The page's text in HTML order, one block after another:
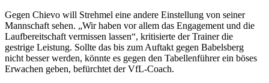
Gegen Chievo will Strehmel eine andere Einstellung von seiner
Mannschaft sehen. „Wir haben vor allem das Engagement und die
Laufbereitschaft vermissen lassen“, kritisierte der Trainer die
gestrige Leistung. Sollte das bis zum Auftakt gegen Babelsberg
nicht besser werden, könnte es gegen den Tabellenführer ein böses
Erwachen geben, befürchtet der VfL-Coach.